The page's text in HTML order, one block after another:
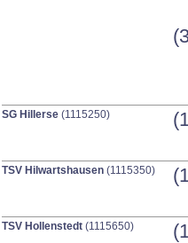
SG Hillerse (1115250)
TSV Hilwartshausen (1115350)
TSV Hollenstedt (1115650)